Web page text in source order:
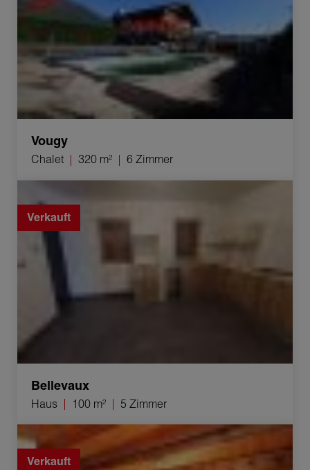
Vougy
Chalet 320 m² 6 Zimmer
Verkauft
Bellevaux
Haus 100 m² 5 Zimmer
Verkauf Appartement Saint-Jean-de-Tholome 3 Zimmer
50 m²
Verkauft